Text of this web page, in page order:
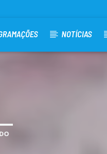
NOTÍCIAS